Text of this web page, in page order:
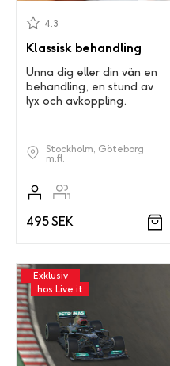
Klassisk behandling
4.3
Unna dig eller din vän en
behandling, en stund av
lyx och avkoppling.
Stockholm, Göteborg
m.fl.
495 SEK
Exklusiv
hos Live it